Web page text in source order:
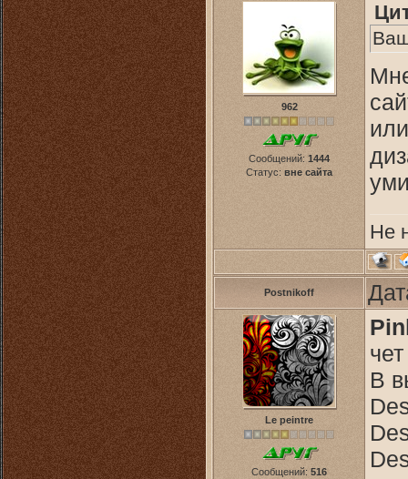
962
Сообщений: 1444
Статус: вне сайта
Не
Postnikoff
Le peintre
Сообщений: 516
В